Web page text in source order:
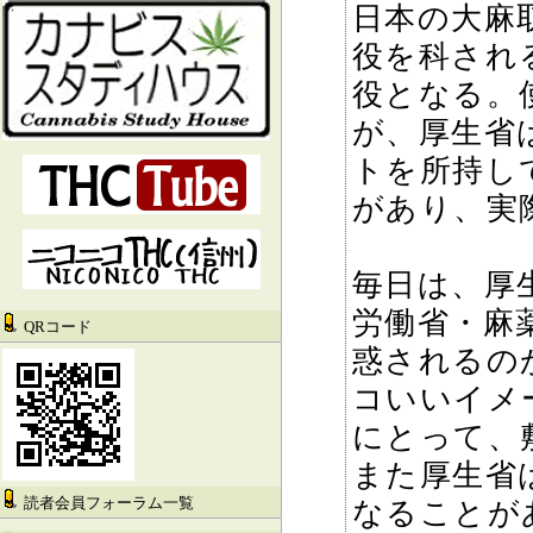
QRコード
読者会員フォーラム一覧
日本の大麻
役を科され
役となる。
が、厚生省
トを所持
があり、実
毎日は、厚
労働省・麻
惑されるの
コいいイ
にとって、
また厚生省
なることが